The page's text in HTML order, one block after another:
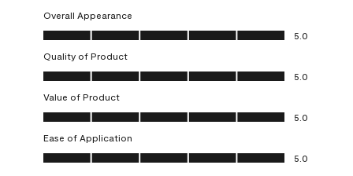
Overall Appearance
Overall Appearance, 5.0 out of 5
5.0
Quality of Product
Quality of Product, 5.0 out of 5
5.0
Value of Product
Value of Product, 5.0 out of 5
5.0
Ease of Application
Ease of Application, 5.0 out of 5
5.0